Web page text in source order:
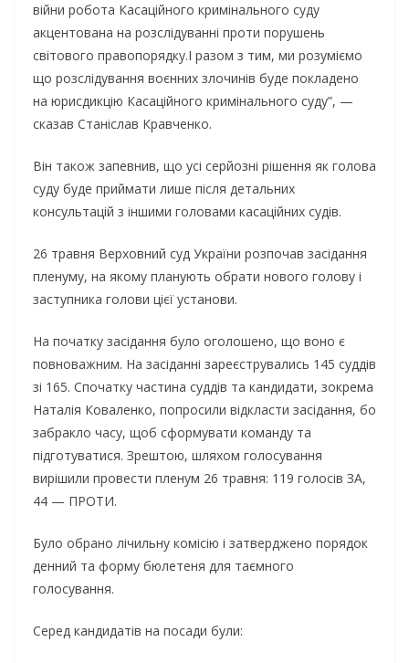
війни робота Касаційного кримінального суду
акцентована на розслідуванні проти порушень
світового правопорядку.І разом з тим, ми розуміємо
що розслідування воєнних злочинів буде покладено
на юрисдикцію Касаційного кримінального суду”, —
сказав Станіслав Кравченко.
Він також запевнив, що усі серйозні рішення як голова
суду буде приймати лише після детальних
консультацій з іншими головами касаційних судів.
26 травня Верховний суд України розпочав засідання
пленуму, на якому планують обрати нового голову і
заступника голови цієї установи.
На початку засідання було оголошено, що воно є
повноважним. На засіданні зареєструвались 145 суддів
зі 165. Спочатку частина суддів та кандидати, зокрема
Наталія Коваленко, попросили відкласти засідання, бо
забракло часу, щоб сформувати команду та
підготуватися. Зрештою, шляхом голосування
вирішили провести пленум 26 травня: 119 голосів ЗА,
44 — ПРОТИ.
Було обрано лічильну комісію і затверджено порядок
денний та форму бюлетеня для таємного
голосування.
Серед кандидатів на посади були: